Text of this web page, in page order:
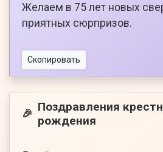
Желаем в 75 лет новых
приятных сюрпризов.
Скопировать
🎉 Поздравления
рождения